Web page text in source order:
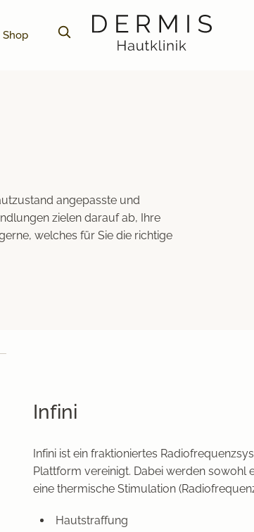
angepasste und
zielen darauf ab, Ihre
welches für Sie die richtige
Infini
Infini ist ein fraktioniertes
Plattform vereinigt. Dabei werden sowohl
eine thermische Stimulation
Hautstraffung
Shop